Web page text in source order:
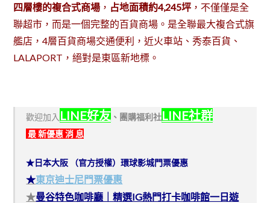
四層樓的複合式商場 ， 占地面積約4,245坪 ，不僅僅是全
聯超市，而是一個完整的百貨商場。是全聯最大複合式旗
艦店，4層百貨商場交通便利，近火車站、秀泰百貨、
LALAPORT，絕對是東區新地標。
歡迎加入 LINE好友 、 團購福利社LINE社群
最 新優惠 消 息
★日本大阪 （官方授權）環球影城門票優惠
★東京迪士尼門票優惠
★曼谷特色咖啡廳｜精選IG熱門打卡咖啡館一日遊